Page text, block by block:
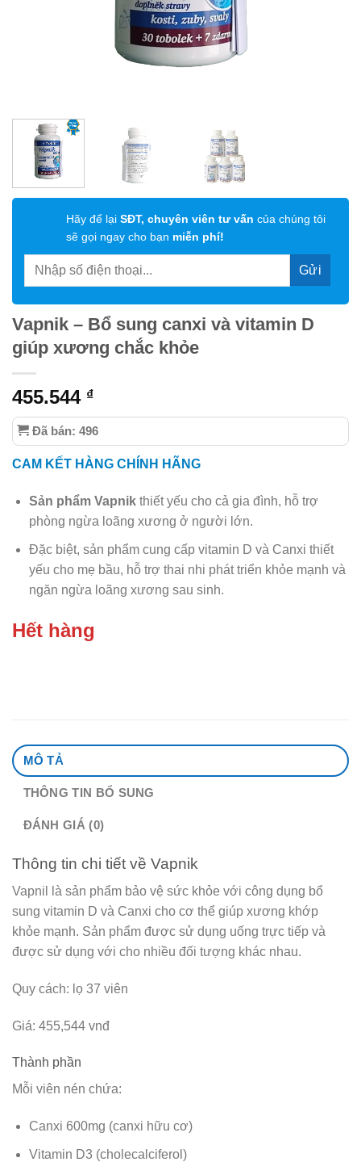
Hãy để lại SĐT, chuyên viên tư vấn của chúng tôi
sẽ gọi ngay cho bạn miễn phí!
Vapnik – Bổ sung canxi và vitamin D
giúp xương chắc khỏe
455.544 ₫
Đã bán: 496
CAM KẾT HÀNG CHÍNH HÃNG
Sản phẩm Vapnikthiết yếu cho cả gia đình, hỗ trợ
phòng ngừa loãng xương ở người lớn.
Đặc biệt, sản phẩm cung cấp vitamin D và Canxi thiết
yếu cho mẹ bầu, hỗ trợ thai nhi phát triển khỏe mạnh và
ngăn ngừa loãng xương sau sinh.
Hết hàng
MÔ TẢ
THÔNG TIN BỔ SUNG
ĐÁNH GIÁ (0)
Thông tin chi tiết về Vapnik
Vapnil là sản phẩm bảo vệ sức khỏe với công dụng bổ
sung vitamin D và Canxi cho cơ thể giúp xương khớp
khỏe mạnh. Sản phẩm được sử dụng uống trực tiếp và
được sử dụng với cho nhiều đối tượng khác nhau.
Quy cách: lọ 37 viên
Giá: 455,544 vnđ
Thành phần
Mỗi viên nén chứa:
Canxi 600mg (canxi hữu cơ)
Vitamin D3 (cholecalciferol)